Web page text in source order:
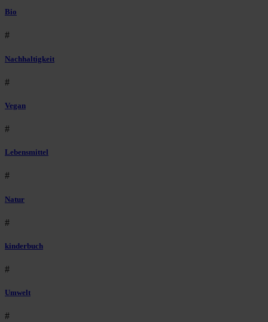
Bio
#
Nachhaltigkeit
#
Vegan
#
Lebensmittel
#
Natur
#
kinderbuch
#
Umwelt
#